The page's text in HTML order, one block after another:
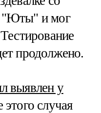
"Юты" и мог
продолжено.
выявлен у
случая